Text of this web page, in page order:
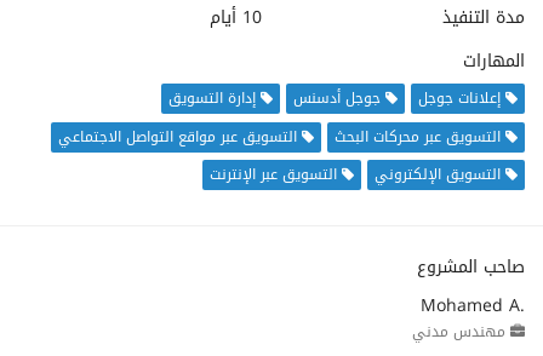
مدة التنفيذ
10 أيام
المهارات
إعلانات جوجل جوجل أدسنس
إدارة التسويق
التسويق عبر محركات البحث
التسويق عبر مواقع التواصل الاجتماعي
التسويق الإلكتروني
التسويق عبر الإنترنت
صاحب المشروع
Mohamed A.
مهندس مدني